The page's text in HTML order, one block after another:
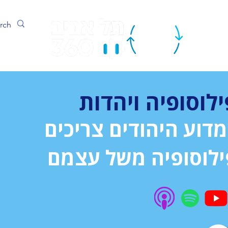
ויהדות
היהודים צריכים
משל עצמם